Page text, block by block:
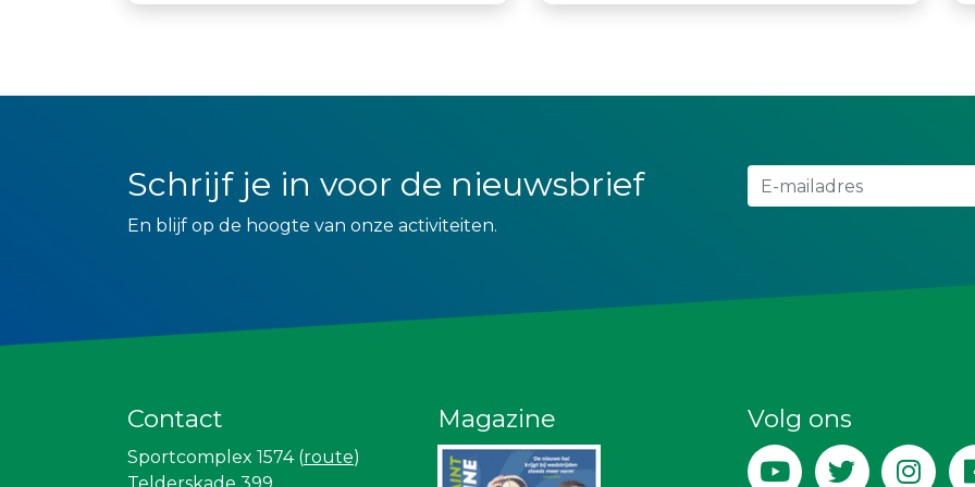
Schrijf je in voor de nieuwsbrief
En blijf op de hoogte van onze activiteiten.
Contact
Sportcomplex 1574 (route)
Magazine Volg ons